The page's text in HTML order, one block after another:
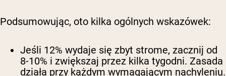
Podsumowując, oto kilka ogólnych wskazówek:
Jeśli 12% wydaje się zbyt strome, zacznij od
8-10% i zwiększaj przez kilka tygodni. Zasada
działa przy każdym wymagającym nachyleniu.